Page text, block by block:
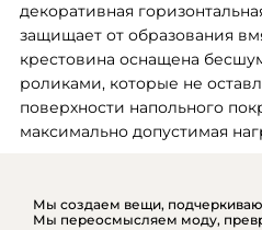
декоративная
защищает от образования
крестовина оснащена
роликами, которые не
поверхности напольного
максимально допустимая
Мы создаем вещи,
Мы переосмысляем моду,